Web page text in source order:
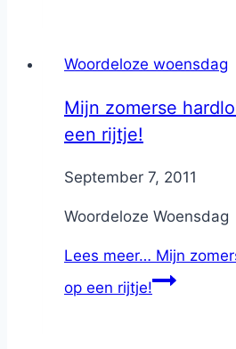
Woordeloze woensdag
Mijn zomerse
een rijtje!
ByNicole
September 7, 2011
Woordeloze Woensdag
Lees meer… Mijn
op een rijtje!